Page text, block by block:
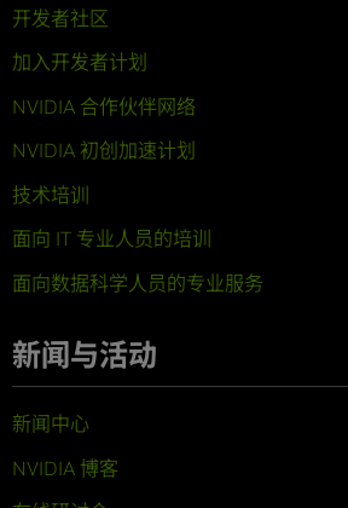
开发者社区
加入开发者计划
NVIDIA 合作伙伴网络
NVIDIA 初创加速计划
技术培训
面向 IT 专业人员的培训
面向数据科学人员的专业服务
新闻与活动
新闻中心
NVIDIA 博客